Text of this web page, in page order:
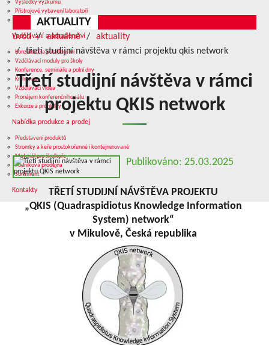
Výsledky výzkumu
Přístrojové vybavení laboratoří
Služby v oblasti výzkumu
Vzdělávání a poradenství
Konzultace a poradenství
Vzdělávací moduly pro školy
Konference, semináře a polní dny
Knihovna
Vzdělávací videa
Pronájem konferenčního sálu
Exkurze a prohlídky
Nabídka produkce a prodej
Představení produktů
Stromky a keře prostokořenné i kontejnerované
Materiál pro školkaře
Podniková prodejna
Sortiment
Kontakty
AKTUALITY
úvod aktuálně
aktuality
třetí studijní návštěva v rámci projektu qkis network
Třetí studijní návštěva v rámci
projektu QKIS network
Publikováno: 25.03.2025
TŘETÍ STUDIJNÍ NÁVŠTĚVA PROJEKTU
„QKIS (Quadraspidiotus Knowledge Information
System) network“
v Mikulově, Česká republika